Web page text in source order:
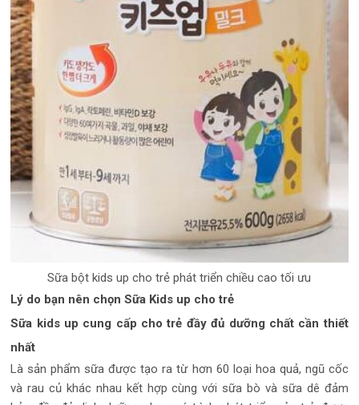
Sữa bột kids up cho trẻ phát triển chiều cao tối ưu
Lý do bạn nên chọn Sữa Kids up cho trẻ
Sữa kids up cung cấp cho trẻ đầy đủ dưỡng chất cần thiết
nhất
Là sản phẩm sữa được tạo ra từ hơn 60 loại hoa quả, ngũ cốc
và rau củ khác nhau kết hợp cùng với sữa bò và sữa dê đảm